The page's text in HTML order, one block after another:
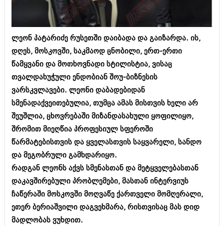
კულინარია
ავტორჩევები
ბელადები
ბიზნესსიახლეები
გვარები
თემიდას სასწორი
იუმორი
კალეიდოსკოპი
ჰოროსკოპი და შეუცნობელი
კრიმინალი
რომანი და დეტექტივი
სახალისო ამბები
ბიზნესსიახლეები
გვარები
თემიდას სასწორი
იუმორი
კალეიდოსკოპი
ჰოროსკოპი და შეუცნობელი
კრიმინალი
რომანი და დეტექტივი
სახალისო ამბები
შოუბიზნესი
დაიჯესტი
ქალი და მამაკაცი
ლეონ პატარიძე რუსეთში დაიბადა და გაიზარდა. ის,
დღეს, მოსკოვში, საკმაოდ ცნობილი, ერთ-ერთი
წამყვანი და მოთხოვნადი სტილისტია, ვისაც
თვალდახუჭული ენდობიან შოუ-ბიზნესის
ვარსკვლავები. ლეონი დაბადებიდან
სმენადაქვეითებულია, თუმცა ამას მისთვის ხელი არ
შეუშლია, ცხოვრებაში მიზანდასახული ყოფილიყო,
შრომით მიეღწია პროფესიულ სფეროში
წარმატებისთვის და ყველასთვის საყვარელი, სანდო
და მეგობრული გამხდარიყო.
რადგან ლეონს აქვს სმენასთან და მეტყველებასთან
დაკავშირებული პრობლემები, მასთან ინტერვიუს
ჩაწერაში მოსკოვში მოღვაწე ქართველი მომღერალი,
ეთერ ბერიაშვილი დაგვეხმარა, რისთვისაც მას დიდ
მადლობას ვუხდით.